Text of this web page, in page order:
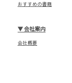
おすすめの書籍
▼会社案内
会社概要